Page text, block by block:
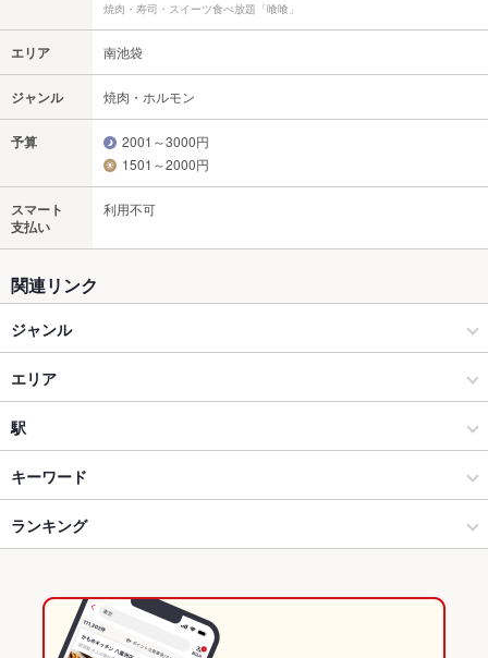
焼肉・寿司・スイーツ食べ放題「喰喰」
エリア 南池袋
ジャンル 焼肉・ホルモン
予算
2001～3000円
1501～2000円
スマート
支払い
利用不可
関連リンク
ジャンル
焼肉・ホルモン
焼肉
池袋 × 焼肉・ホルモン
池袋 × 焼肉
池袋駅 × 焼肉
エリア
南池袋
南池袋 × 焼肉・ホルモン
南池袋 × 焼肉
東京 × 焼肉・ホルモン
駅
池袋駅
キーワード
手羽先 からあげ
ランキング
東京の焼肉・ホルモンランキング